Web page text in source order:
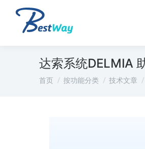
达索系统DELMIA
您在这里：
首页 按功能分类 技术文章